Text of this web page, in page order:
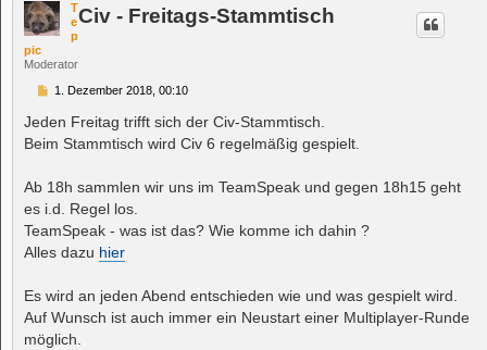
T
e
p
pic
Moderator
Civ - Freitags-Stammtisch
B
i
t
r
1. Dezember 2018, 00:10
Jeden Freitag trifft sich der Civ-Stammtisch.
Beim Stammtisch wird Civ 6 regelmäßig gespielt.
Ab 18h sammlen wir uns im TeamSpeak und gegen 18h15 geht
es i.d. Regel los.
TeamSpeak - was ist das? Wie komme ich dahin ?
Alles dazu hier
Es wird an jeden Abend entschieden wie und was gespielt wird.
Auf Wunsch ist auch immer ein Neustart einer Multiplayer-Runde
möglich.